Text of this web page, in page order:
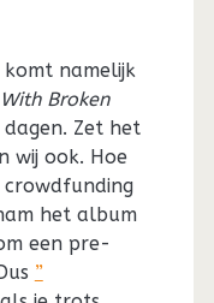
komt namelijk
Broken
Zet het
wij ook. Hoe
het album
een pre-
”